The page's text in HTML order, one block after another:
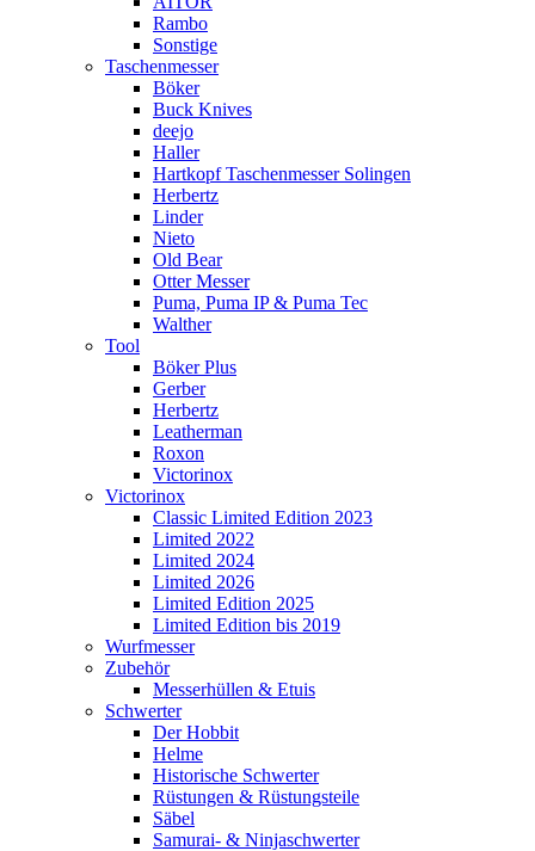
Rambo
Sonstige
Taschenmesser
Böker
Buck Knives
deejo
Haller
Hartkopf Taschenmesser Solingen
Herbertz
Linder
Nieto
Old Bear
Otter Messer
Puma, Puma IP & Puma Tec
Walther
Tool
Böker Plus
Gerber
Herbertz
Leatherman
Roxon
Victorinox
Victorinox
Classic Limited Edition 2023
Limited 2022
Limited 2024
Limited 2026
Limited Edition 2025
Limited Edition bis 2019
Wurfmesser
Zubehör
Messerhüllen & Etuis
Schwerter
Der Hobbit
Helme
Historische Schwerter
Rüstungen & Rüstungsteile
Säbel
Samurai- & Ninjaschwerter